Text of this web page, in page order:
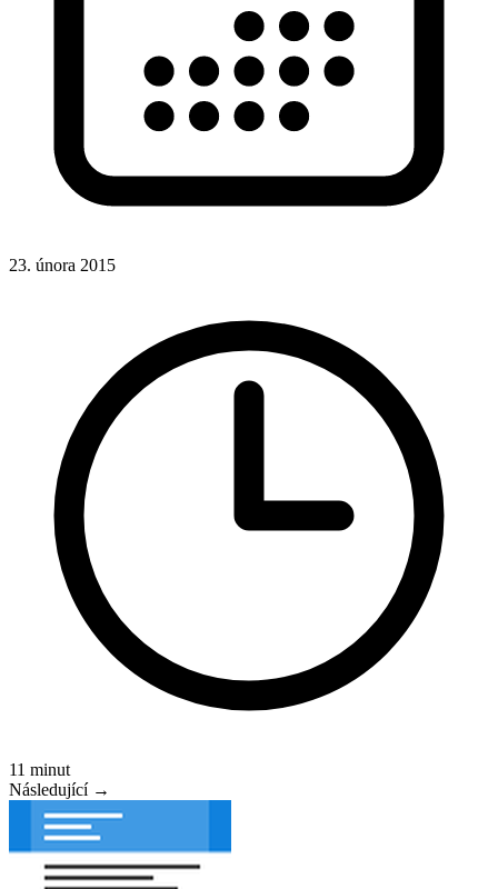
23. února 2015
11 minut
Následující →